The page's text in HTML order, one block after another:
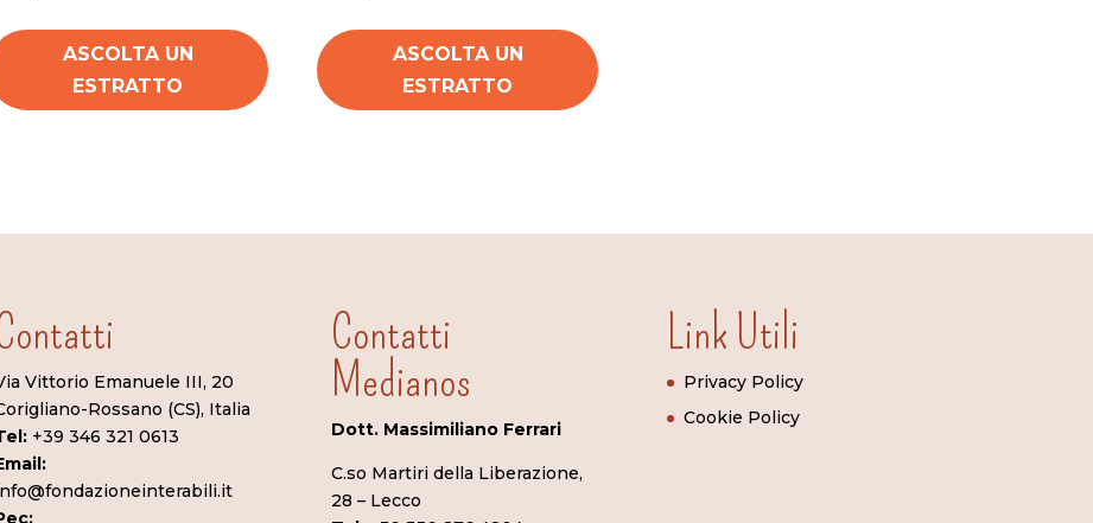
ASCOLTA UN
ESTRATTO
ASCOLTA UN
ESTRATTO
Vittorio Emanuele III, 20
Rossano (CS), Italia
+39 346 321 0613
Contatti
Medianos
Dott. Massimiliano Ferrari
C.so Martiri della Liberazione,
28 – Lecco
Link Utili
Privacy Policy
Cookie Policy